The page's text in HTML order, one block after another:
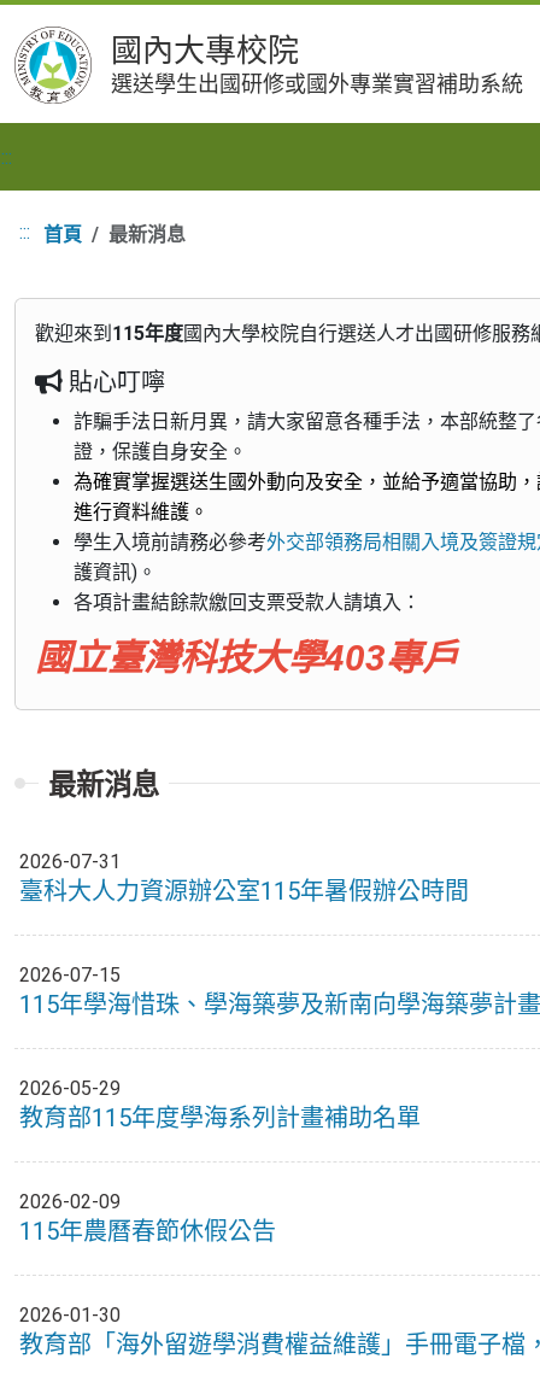
跳
到
主
要
國內大專校院
選送學生出國研修或國外專業實習補助系統
:::
::: 首頁 最新消息
歡迎來到 115年度國內大學校院自行選送人才出國研修服務
貼心叮嚀
詐騙手法日新月異，請大家留意各種手法，本部統整
證，保護自身安全。
為確實掌握選送生國外動向及安全，並給予適當協助
進行資料維護。
學生入境前請務必參考外交部領務局相關入境及簽證
護資訊)。
各項計畫結餘款繳回支票受款人請填入：
國立臺灣科技大學403專戶
最新消息
2026-07-31
臺科大人力資源辦公室115年暑假辦公時間
2026-07-15
115年學海惜珠、學海築夢及新南向學海築夢計
2026-05-29
教育部115年度學海系列計畫補助名單
2026-02-09
115年農曆春節休假公告
2026-01-30
教育部「海外留遊學消費權益維護」手冊電子檔